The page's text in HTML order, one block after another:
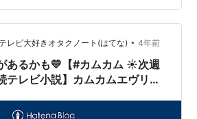
ン「You are love」 撮影 木村大作
角川春樹事務所/TBS 配給 東宝 公
上映時間 …
レビ大好きオタクノート(はてな) • 4年前
あるかも💛【#カムカム ☀️次週
テレビ小説】カムカムエヴリバ